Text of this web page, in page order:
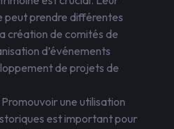
prendre différentes
création de comités de
d’événements
de projets de
une utilisation
est important pour